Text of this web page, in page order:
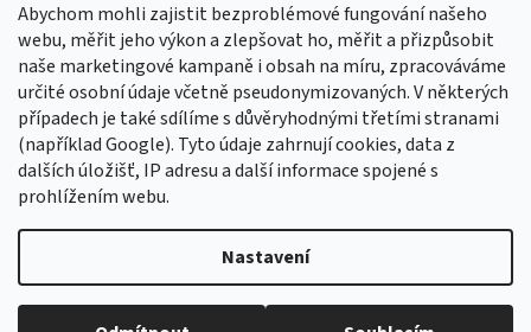
Abychom mohli zajistit bezproblémové fungování našeho
webu, měřit jeho výkon a zlepšovat ho, měřit a přizpůsobit
naše marketingové kampaně i obsah na míru, zpracováváme
určité osobní údaje včetně pseudonymizovaných. V některých
případech je také sdílíme s důvěryhodnými třetími stranami
(například Google). Tyto údaje zahrnují cookies, data z
dalších úložišť, IP adresu a další informace spojené s
prohlížením webu.
Nastavení
Vážení zákazníci, z důvodu čerpání dovolené budou všechny
objednávky přijaté v tomto období expedovány od 17. srpna 2026.
Výrobky označené BIO jsou certifikované kontrolní organizací CZ-
BIO-003
Copyright 2026Biopult.cz. Všechna práva vyhrazena.Upravit